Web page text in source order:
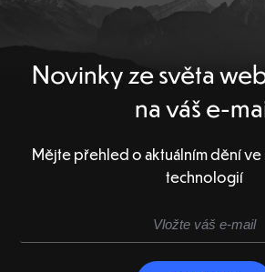
Novinky ze světa
na váš e-
Mějte přehled o aktuálním dění
technologií